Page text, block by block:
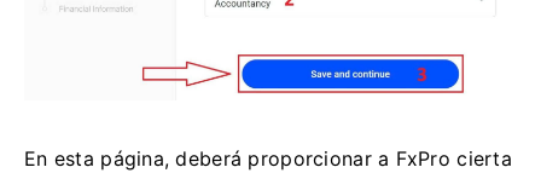
En esta página, deberá proporcionar a FxPro cierta